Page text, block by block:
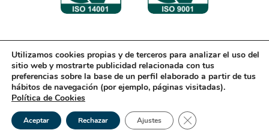
Aviso Legal Condiciones Generales
Diseño Web
Política de Cookies
Política de Gestión
Política de Privacidad
© 2026 Rondón | Todos los derechos reservados
Utilizamos cookies propias y de terceros para analizar el uso del
sitio web y mostrarte publicidad relacionada con tus
preferencias sobre la base de un perfil elaborado a partir de tus
hábitos de navegación (por ejemplo, páginas visitadas).
Política de Cookies
Aceptar Rechazar Ajustes Cerrar el banner de